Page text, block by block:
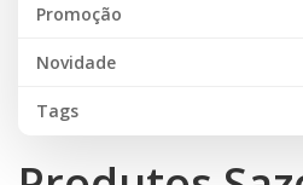
Promoção
Novidade
Tags